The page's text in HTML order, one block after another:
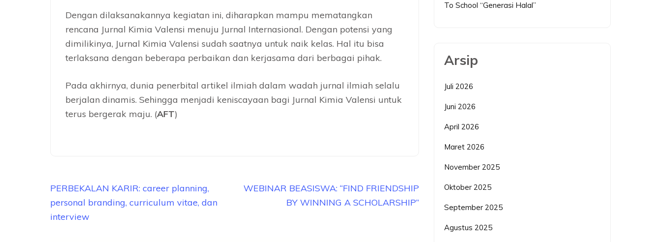
Dengan dilaksanakannya kegiatan ini, diharapkan mampu mematangkan
rencana Jurnal Kimia Valensi menuju Jurnal Internasional. Dengan potensi yang
dimilikinya, Jurnal Kimia Valensi sudah saatnya untuk naik kelas. Hal itu bisa
terlaksana dengan beberapa perbaikan dan kerjasama dari berbagai pihak.
Pada akhirnya, dunia penerbital artikel ilmiah dalam wadah jurnal ilmiah selalu
berjalan dinamis. Sehingga menjadi keniscayaan bagi Jurnal Kimia Valensi untuk
terus bergerak maju. (AFT)
Navigasi
pos
PERBEKALAN KARIR: career planning,
personal branding, curriculum vitae, dan
interview
WEBINAR BEASISWA: “FIND FRIENDSHIP
BY WINNING A SCHOLARSHIP”
To School “Generasi Halal”
Arsip
Juli 2026
Juni 2026
April 2026
Maret 2026
November 2025
Oktober 2025
September 2025
Agustus 2025